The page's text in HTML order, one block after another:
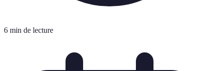
6 min de lecture